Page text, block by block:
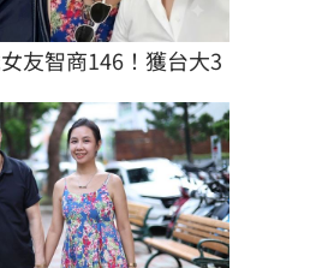
友智商146！獲台大3